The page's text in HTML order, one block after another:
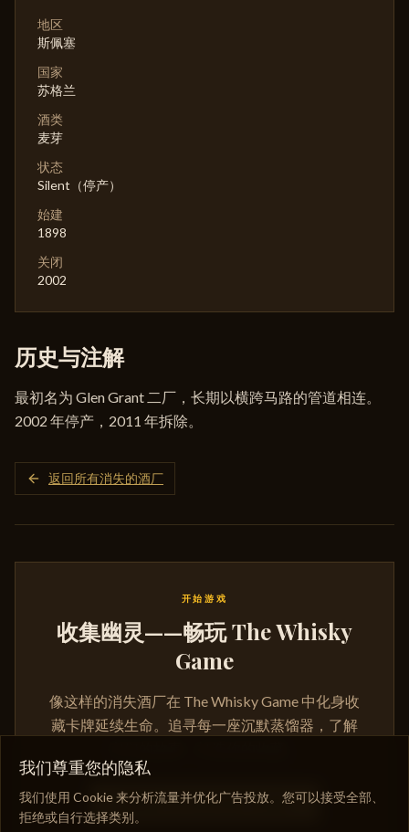
地区
斯佩塞
国家
苏格兰
酒类
麦芽
状态
Silent（停产）
始建
1898
关闭
2002
历史与注解
最初名为 Glen Grant 二厂，长期以横跨马路的管道相连。
2002 年停产，2011 年拆除。
返回所有消失的酒厂
开始游戏
收集幽灵——畅玩 The Whisky
Game
像这样的消失酒厂在 The Whisky Game 中化身收
藏卡牌延续生命。追寻每一座沉默蒸馏器，了解
购买 THE WHISKY GAME
我们尊重您的隐私
我们使用 Cookie 来分析流量并优化广告投放。您可以接受全部、
拒绝或自行选择类别。